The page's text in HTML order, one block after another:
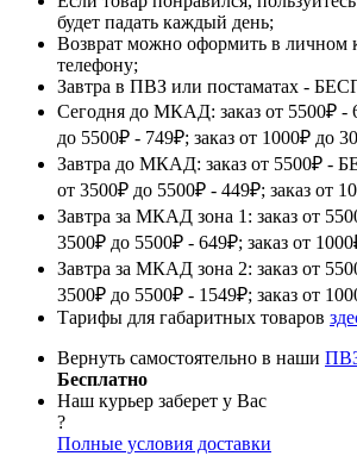
будет падать каждый день;
Возврат можно оформить в личном
телефону;
Завтра в ПВЗ или постаматах -
Сегодня до МКАД: заказ от 5500₽ -
до 5500₽ - 749₽; заказ от 1000₽ до
Завтра до МКАД: заказ от 5500₽ -
от 3500₽ до 5500₽ - 449₽; заказ от
Завтра за МКАД зона 1: заказ от
3500₽ до 5500₽ - 649₽; заказ от
Завтра за МКАД зона 2: заказ от
3500₽ до 5500₽ - 1549₽; заказ от
Тарифы для габаритных товаров
Вернуть самостоятельно в наши
Бесплатно
Наш курьер заберет у Вас
?
Полные условия доставки